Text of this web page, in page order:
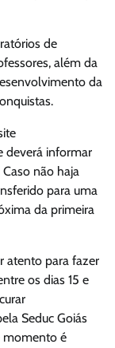
de
além da
da
deverá informar
não haja
para uma
da primeira
atento para fazer
os dias 15 e
Seduc Goiás
momento é